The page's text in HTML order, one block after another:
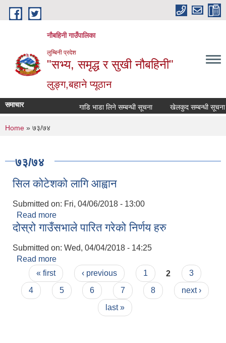
Skip to main content
नौबहिनी गाउँपालिका
लुम्बिनी प्रदेश
"सभ्य, समृद्ध र सुखी नौबहिनी"
लुङ्ग,बहाने प्यूठान
समाचार गाडि भाडा लिने सम्बन्धी सूचना खेलकुद सम्बन्धी सूचना
You are here
Home » ७३/७४
७३/७४
सिल कोटेशको लागि आह्वान
Submitted on: Fri, 04/06/2018 - 13:00
Read more
दोस्रो गाउँसभाले पारित गरेको निर्णय हरु
Submitted on: Wed, 04/04/2018 - 14:25
Read more
Pages
« first ‹ previous 1 2
3
4
5 6 7 8
next ›
last »